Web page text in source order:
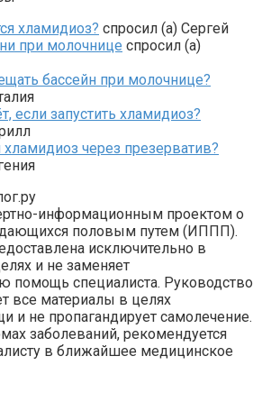
хламидиоз? спросил (а) Сергей
при молочнице спросил (а)
бассейн при молочнице?
если запустить хламидиоз?
хламидиоз через презерватив?
информационным проектом о
половым путем (ИППП).
исключительно в
и не заменяет
помощь специалиста. Руководство
все материалы в целях
и не пропагандирует самолечение.
заболеваний, рекомендуется
в ближайшее медицинское